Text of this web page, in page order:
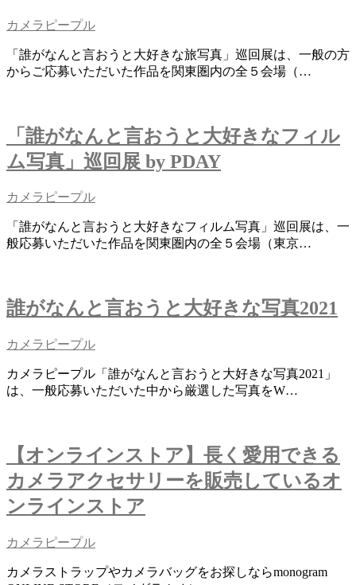
カメラピープル
「誰がなんと言おうと大好きな旅写真」巡回展は、一般の方
からご応募いただいた作品を関東圏内の全５会場（…
「誰がなんと言おうと大好きなフィル
ム写真」巡回展 by PDAY
カメラピープル
「誰がなんと言おうと大好きなフィルム写真」巡回展は、一
般応募いただいた作品を関東圏内の全５会場（東京…
誰がなんと言おうと大好きな写真2021
カメラピープル
カメラピープル「誰がなんと言おうと大好きな写真2021」
は、一般応募いただいた中から厳選した写真をW…
【オンラインストア】長く愛用できる
カメラアクセサリーを販売しているオ
ンラインストア
カメラピープル
カメラストラップやカメラバッグをお探しならmonogram